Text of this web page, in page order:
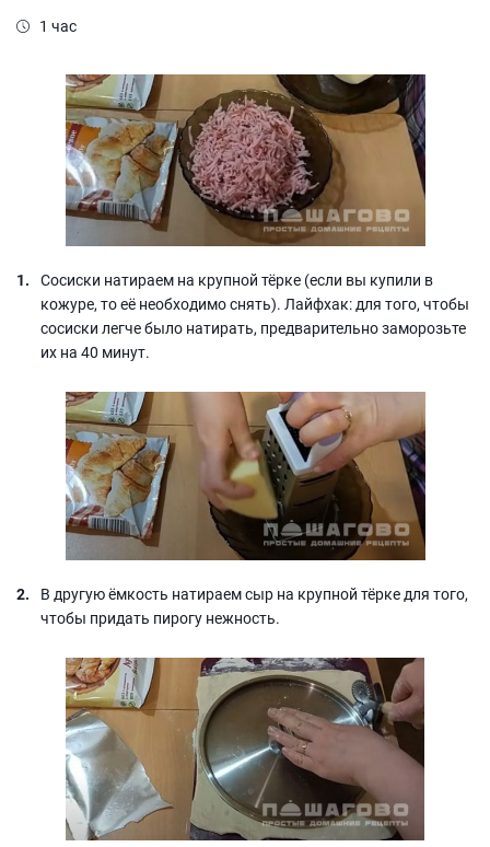
1 час
Сосиски натираем на крупной тёрке (если вы купили в
кожуре, то её необходимо снять). Лайфхак: для того, чтобы
сосиски легче было натирать, предварительно заморозьте
их на 40 минут.
В другую ёмкость натираем сыр на крупной тёрке для того,
чтобы придать пирогу нежность.